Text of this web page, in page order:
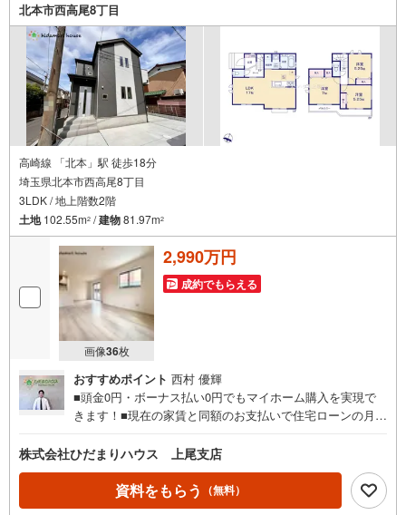
北本市西高尾8丁目
高崎線 「北本」駅 徒歩18分
埼玉県北本市西高尾8丁目
3LDK / 地上階数2階
土地102.55m2 /建物81.97m2
画像36枚
2,990万円
成約でもらえる
おすすめポイント 西村 優輝
■頭金0円・ボーナス払い0円でもマイホーム購入を実現で
きます！■現在の家賃と同額のお支払いで住宅ローンの月々
明器具なども住宅ローンに組み入れられる時期です☆彡■住
宅ローン事前相談にてマイホーム購入後の住宅ローン返済
額を事前に知ることができ、住宅ローン審査も安心して行
えます。■大きな買い物だからこそ、一つひとつ納得しなが
株式会社ひだまりハウス 上尾支店
資料をもらう （無料）